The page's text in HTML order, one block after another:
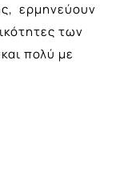
ερμηνεύουν
των
πολύ με